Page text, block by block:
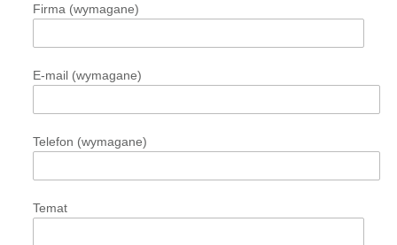
Firma (wymagane)
E-mail (wymagane)
Telefon (wymagane)
Temat